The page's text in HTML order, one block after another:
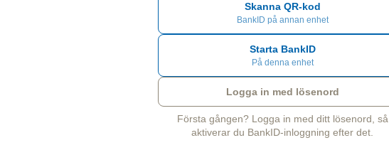
Skanna QR-kod
BankID på annan enhet
Starta BankID
På denna enhet
Logga in med lösenord
Första gången? Logga in med ditt lösenord, så
aktiverar du BankID-inloggning efter det.